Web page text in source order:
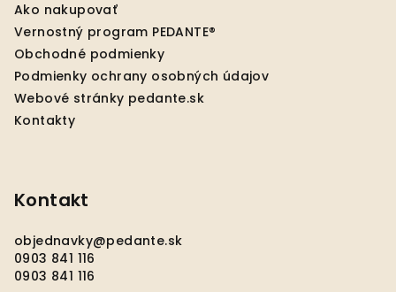
Ako nakupovať
Vernostný program PEDANTE®
Obchodné podmienky
Podmienky ochrany osobných údajov
Webové stránky pedante.sk
Kontakty
Kontakt
objednavky@pedante.sk
0903 841 116
0903 841 116